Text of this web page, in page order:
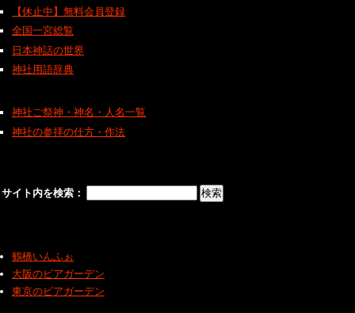
【休止中】無料会員登録
全国一宮総覧
日本神話の世界
神社用語辞典
神社ご祭神・神名・人名一覧
神社の参拝の仕方・作法
サイト内を検索：
鶴橋いんふぉ
大阪のビアガーデン
東京のビアガーデン